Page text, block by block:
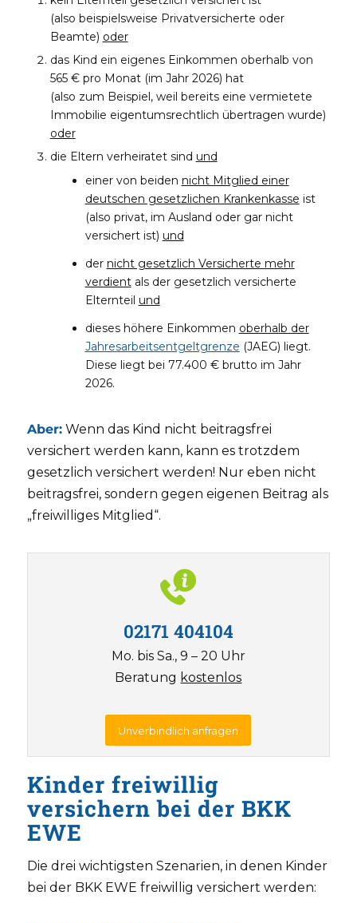
(also beispielsweise Privatversicherte oder
Beamte) oder
das Kind ein eigenes Einkommen oberhalb von
565 € pro Monat (im Jahr 2026) hat
(also zum Beispiel, weil bereits eine vermietete
Immobilie eigentumsrechtlich übertragen wurde)
oder
die Eltern verheiratet sind und
einer von beiden nicht Mitglied einer
deutschen gesetzlichen Krankenkasse ist
(also privat, im Ausland oder gar nicht
versichert ist) und
der nicht gesetzlich Versicherte mehr
verdientals der gesetzlich versicherte
Elternteil und
dieses höhere Einkommen oberhalb der
Jahresarbeitsentgeltgrenze (JAEG) liegt.
Diese liegt bei 77.400 € brutto im Jahr
2026.
Aber:Wenn das Kind nicht beitragsfrei
versichert werden kann, kann es trotzdem
gesetzlich versichert werden! Nur eben nicht
beitragsfrei, sondern gegen eigenen Beitrag als
„freiwilliges Mitglied“.
02171 404104
Mo. bis Sa., 9 – 20 Uhr
Beratung kostenlos
Unverbindlich anfragen
Kinder freiwillig
versichern bei der BKK
EWE
Die drei wichtigsten Szenarien, in denen Kinder
bei der BKK EWE freiwillig versichert werden: